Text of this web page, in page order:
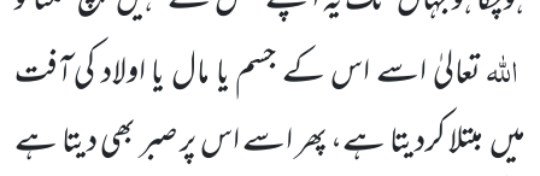
اللہتعالیٰ اسے اس کے جسم یا مال یا اولادکی آفت
میںمبتلا کردیتا ہے، پھر اسے اس پر صبر بھی دیتا ہے